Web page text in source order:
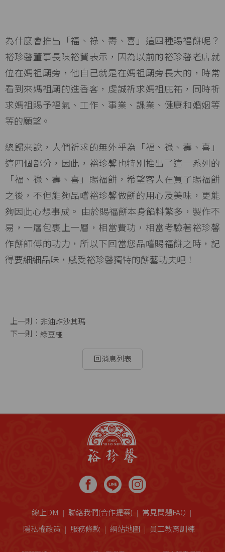
為什麼會推出「福、祿、壽、喜」這四種賜福餅呢？
裕珍馨董事長陳裕賢表示，因為以前的裕珍馨老店就
位在媽祖廟旁，他自己就是在媽祖廟旁長大的，時常
看到來媽祖廟的進香客，虔誠祈求媽祖庇祐，同時祈
求媽祖賜予福氣、工作、事業、課業、健康和婚姻等
等的願望。
總歸來說，人們祈求的無外乎為「福、祿、壽、喜」
這四個部分，因此，裕珍馨也特別推出了這一系列的
「福、祿、壽、喜」賜福餅，希望客人在買了賜福餅
之後，不但能夠品嚐裕珍馨做餅的用心及美味，更能
夠因此心想事成。 由於賜福餅本身餡料繁多，製作不
易，一層包裹上一層，相當費功，相當考驗著裕珍馨
作餅師傅的功力，所以下回當您品嚐賜福餅之時，記
得要細細品味，感受裕珍馨獨特的餅藝功夫吧！
非油炸沙其瑪
綠豆椪
回消息列表
線上DM 聯絡我們(合作提案)
常見問題FAQ
隱私權政策
服務條款 網站地圖 員工教育訓練